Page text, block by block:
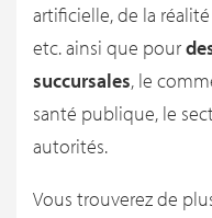
artificielle, de la
etc. ainsi que pour
succursales, le
santé publique, le
autorités.
Vous trouverez de